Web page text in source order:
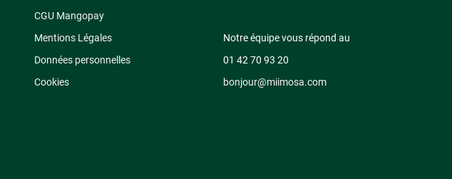
CGU Mangopay
Mentions Légales
Données personnelles
Cookies
Notre équipe vous répond au
01 42 70 93 20
bonjour@miimosa.com